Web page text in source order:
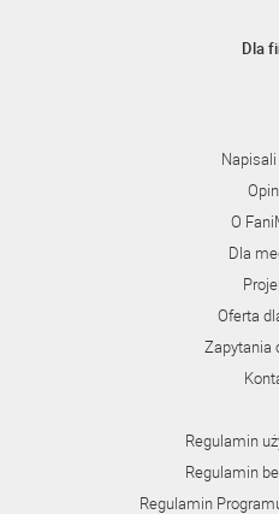
Dla
O
Dla
Oferta
Zapytania
Regulamin
Regulamin
Regulamin